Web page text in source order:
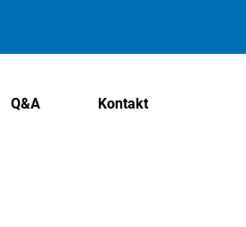
Q&A Kontakt